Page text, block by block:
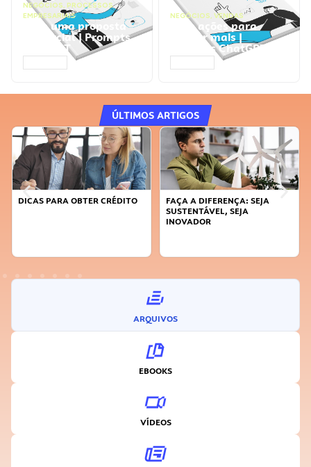
NEGÓCIOS, PROCESSOS
EMPRESARIAIS
Faça uma proposta
comercial | Prompts
ChatGPT
NEGÓCIOS, VENDAS
Faça ações para
vender mais |
Prompts ChatGPT
ÚLTIMOS ARTIGOS
DICAS PARA OBTER CRÉDITO
FAÇA A DIFERENÇA: SEJA
SUSTENTÁVEL, SEJA
INOVADOR
ARQUIVOS
EBOOKS
VÍDEOS